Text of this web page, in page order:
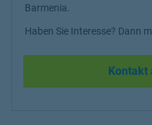
Barmenia.
Haben Sie Interesse? Dann
Kontakt